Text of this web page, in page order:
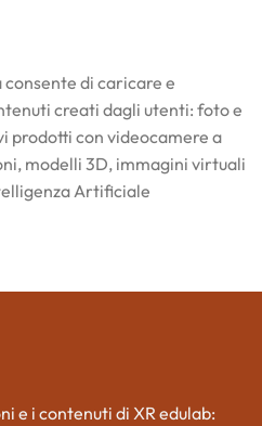
di caricare e
creati dagli utenti: foto e
prodotti con videocamere a
modelli 3D, immagini virtuali
Artificiale
e i contenuti di XR edulab: